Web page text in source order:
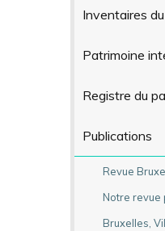
Inventaires
Patrimoine
Registre du
Publications
Revue
Notre revue
Bruxelles,